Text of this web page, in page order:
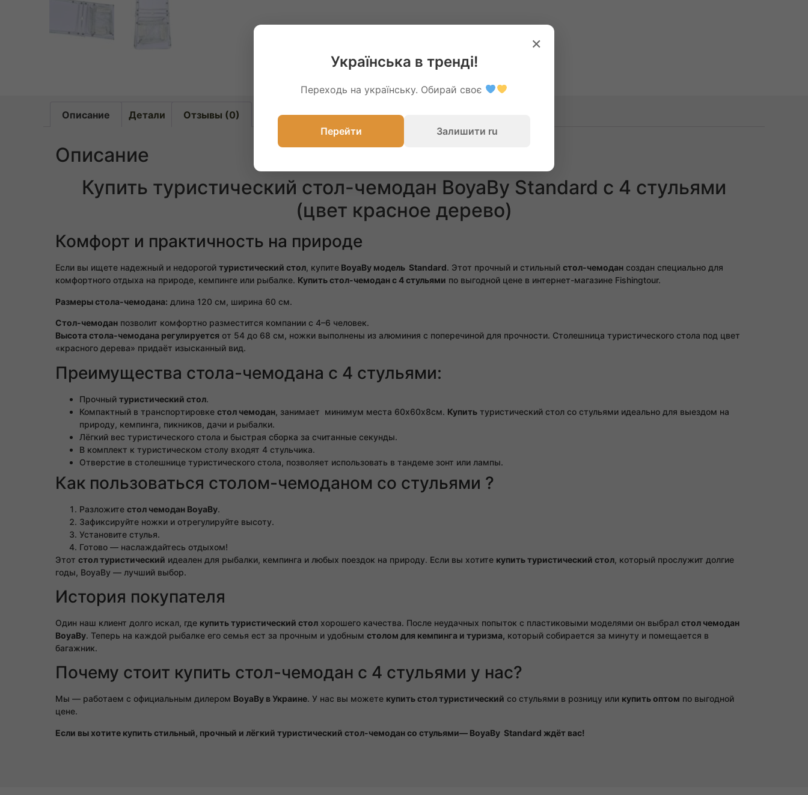
Описание Детали Отзывы (0)
Описание
Купить туристический стол-чемодан BoyaBy Standard с 4 стульями
(цвет красное дерево)
Комфорт и практичность на природе
Если вы ищете надежный и недорогой туристический стол, купите BoyaBy модель Standard. Этот прочный и стильный стол-чемодан создан специально для
комфортного отдыха на природе, кемпинге или рыбалке. Купить стол-чемодан с 4 стульями по выгодной цене в интернет-магазине Fishingtour.
Размеры стола-чемодана: длина 120 см, ширина 60 см.
Стол-чемодан позволит комфортно разместится компании с 4–6 человек.
Высота стола-чемодана регулируется от 54 до 68 см, ножки выполнены из алюминия с поперечиной для прочности. Столешница туристического стола под цвет
«красного дерева» придаёт изысканный вид.
Преимущества стола-чемодана с 4 стульями:
Прочный туристический стол.
Компактный в транспортировке стол чемодан, занимает минимум места 60х60х8см. Купить туристический стол со стульями идеально для выездом на
природу, кемпинга, пикников, дачи и рыбалки.
Лёгкий вес туристического стола и быстрая сборка за считанные секунды.
В комплект к туристическом столу входят 4 стульчика.
Отверстие в столешнице туристического стола, позволяет использовать в тандеме зонт или лампы.
Как пользоваться столом-чемоданом со стульями ?
Разложите стол чемодан BoyaBy.
Зафиксируйте ножки и отрегулируйте высоту.
Установите стулья.
Готово — наслаждайтесь отдыхом!
Этот стол туристический идеален для рыбалки, кемпинга и любых поездок на природу. Если вы хотите купить туристический стол, который прослужит долгие
годы, BoyaBy — лучший выбор.
История покупателя
Один наш клиент долго искал, где купить туристический стол хорошего качества. После неудачных попыток с пластиковыми моделями он выбрал стол чемодан
BoyaBy. Теперь на каждой рыбалке его семья ест за прочным и удобным столом для кемпинга и туризма, который собирается за минуту и помещается в
багажник.
Почему стоит купить стол-чемодан с 4 стульями у нас?
Мы — работаем с официальным дилером BoyaBy в Украине. У нас вы можете купить стол туристический со стульями в розницу или купить оптом по выгодной
цене.
Если вы хотите купить стильный, прочный и лёгкий туристический стол-чемодан со стульями— BoyaBy Standard ждёт вас!
×
Українська в тренді!
Переходь на українську. Обирай своє
Перейти Залишити ru